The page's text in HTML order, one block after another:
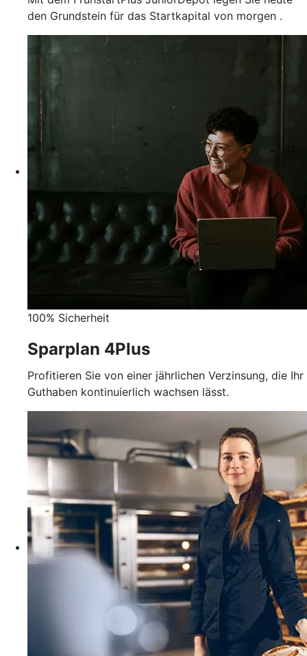
den Grundstein für das Startkapital von morgen .
100% Sicherheit
Sparplan 4Plus
Profitieren Sie von einer jährlichen Verzinsung, die Ihr
Guthaben kontinuierlich wachsen lässt.